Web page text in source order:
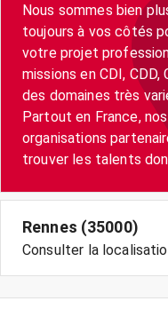
Nous sommes bien
toujours à vos côtés
votre projet
missions en CDI,
des domaines très
Partout en France,
organisations
trouver les talents
Rennes (35000)
Consulter la